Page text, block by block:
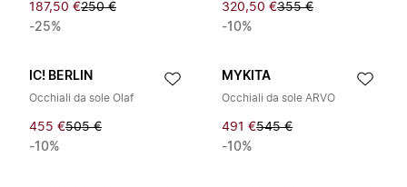
187,50 €250 €
-25%
320,50 €355 €
-10%
IC! BERLIN
Occhiali da sole Olaf
455 €505 €
-10%
MYKITA
Occhiali da sole ARVO
491 €545 €
-10%